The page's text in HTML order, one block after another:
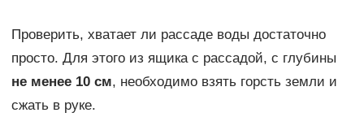
Проверить, хватает ли рассаде воды достаточно
просто. Для этого из ящика с рассадой, с глубины
не менее 10 см, необходимо взять горсть земли и
сжать в руке.